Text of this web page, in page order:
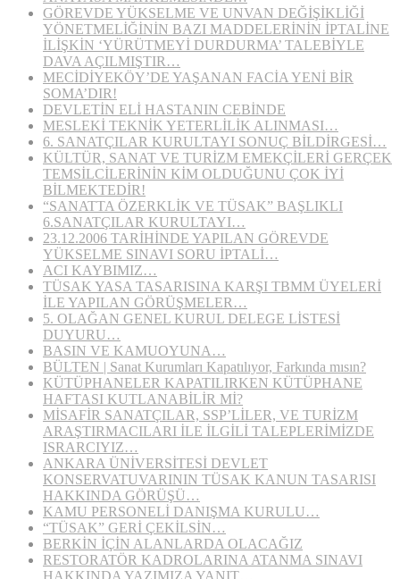
GÖREVDE YÜKSELME VE UNVAN DEĞİŞİKLİĞİ
YÖNETMELİĞİNİN BAZI MADDELERİNİN İPTALİNE
İLİŞKİN ‘YÜRÜTMEYİ DURDURMA’ TALEBİYLE
DAVA AÇILMIŞTIR…
MECİDİYEKÖY’DE YAŞANAN FACİA YENİ BİR
SOMA’DIR!
DEVLETİN ELİ HASTANIN CEBİNDE
MESLEKİ TEKNİK YETERLİLİK ALINMASI…
6. SANATÇILAR KURULTAYI SONUÇ BİLDİRGESİ…
KÜLTÜR, SANAT VE TURİZM EMEKÇİLERİ GERÇEK
TEMSİLCİLERİNİN KİM OLDUĞUNU ÇOK İYİ
BİLMEKTEDİR!
“SANATTA ÖZERKLİK VE TÜSAK” BAŞLIKLI
6.SANATÇILAR KURULTAYI…
23.12.2006 TARİHİNDE YAPILAN GÖREVDE
YÜKSELME SINAVI SORU İPTALİ…
ACI KAYBIMIZ…
TÜSAK YASA TASARISINA KARŞI TBMM ÜYELERİ
İLE YAPILAN GÖRÜŞMELER…
5. OLAĞAN GENEL KURUL DELEGE LİSTESİ
DUYURU…
BASIN VE KAMUOYUNA…
BÜLTEN | Sanat Kurumları Kapatılıyor, Farkında mısın?
KÜTÜPHANELER KAPATILIRKEN KÜTÜPHANE
HAFTASI KUTLANABİLİR Mİ?
MİSAFİR SANATÇILAR, SSP’LİLER, VE TURİZM
ARAŞTIRMACILARI İLE İLGİLİ TALEPLERİMİZDE
ISRARCIYIZ…
ANKARA ÜNİVERSİTESİ DEVLET
KONSERVATUVARININ TÜSAK KANUN TASARISI
HAKKINDA GÖRÜŞÜ…
KAMU PERSONELİ DANIŞMA KURULU…
“TÜSAK” GERİ ÇEKİLSİN…
BERKİN İÇİN ALANLARDA OLACAĞIZ
RESTORATÖR KADROLARINA ATANMA SINAVI
HAKKINDA YAZIMIZA YANIT…